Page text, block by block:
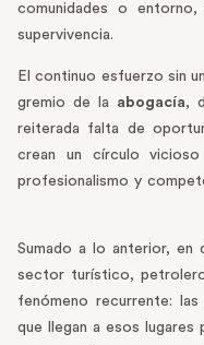
comunidades o
supervivencia.
El continuo esfuerzo sin
gremio de la abogacía,
reiterada falta de
crean un círculo
profesionalismo y
Sumado a lo anterior, en
sector turístico,
fenómeno recurrente:
que llegan a esos lugares